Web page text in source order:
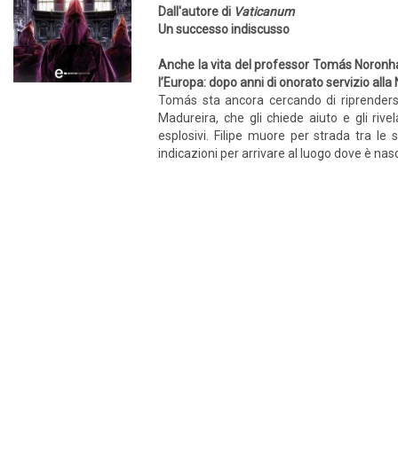
Dall'autore di Vaticanum
Un successo indiscusso
Anche la vita del professor Tomás
l’Europa: dopo anni di onorato servizio
Tomás sta ancora cercando di
Madureira, che gli chiede aiuto e gli
esplosivi. Filipe muore per strada tra le
indicazioni per arrivare al luogo dove è